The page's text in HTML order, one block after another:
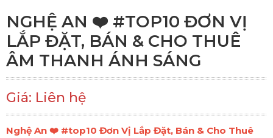
NGHỆ AN ❤️️ #TOP10 ĐƠN VỊ
LẮP ĐẶT, BÁN & CHO THUÊ
ÂM THANH ÁNH SÁNG
Giá: Liên hệ
Nghệ An ❤️️ #top10 Đơn Vị Lắp Đặt, Bán & Cho Thuê